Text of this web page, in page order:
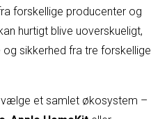
forskellige producenter og
hurtigt blive uoverskueligt,
og sikkerhed fra tre forskellige
et samlet økosystem –